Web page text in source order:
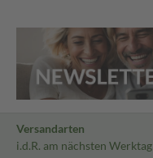
Versandarten
i.d.R. am nächsten Werktag